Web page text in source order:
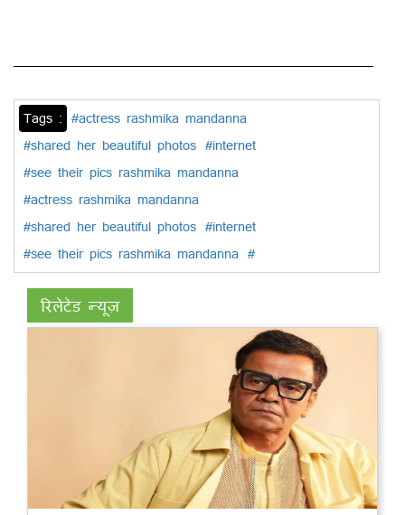
Tags : #actress rashmika mandanna
#shared her beautiful photos #internet
#see their pics rashmika mandanna
#actress rashmika mandanna
#shared her beautiful photos #internet
#see their pics rashmika mandanna #
रिलेटेड न्यूज़